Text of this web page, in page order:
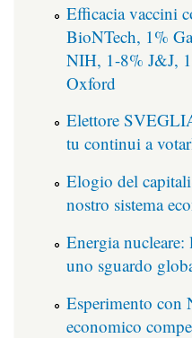
Efficacia vaccini
BioNTech, 1%
NIH, 1-8% J&J,
Oxford
Elettore
tu continui a
Elogio del
nostro sistema
Energia
uno sguardo
Esperimento con
economico